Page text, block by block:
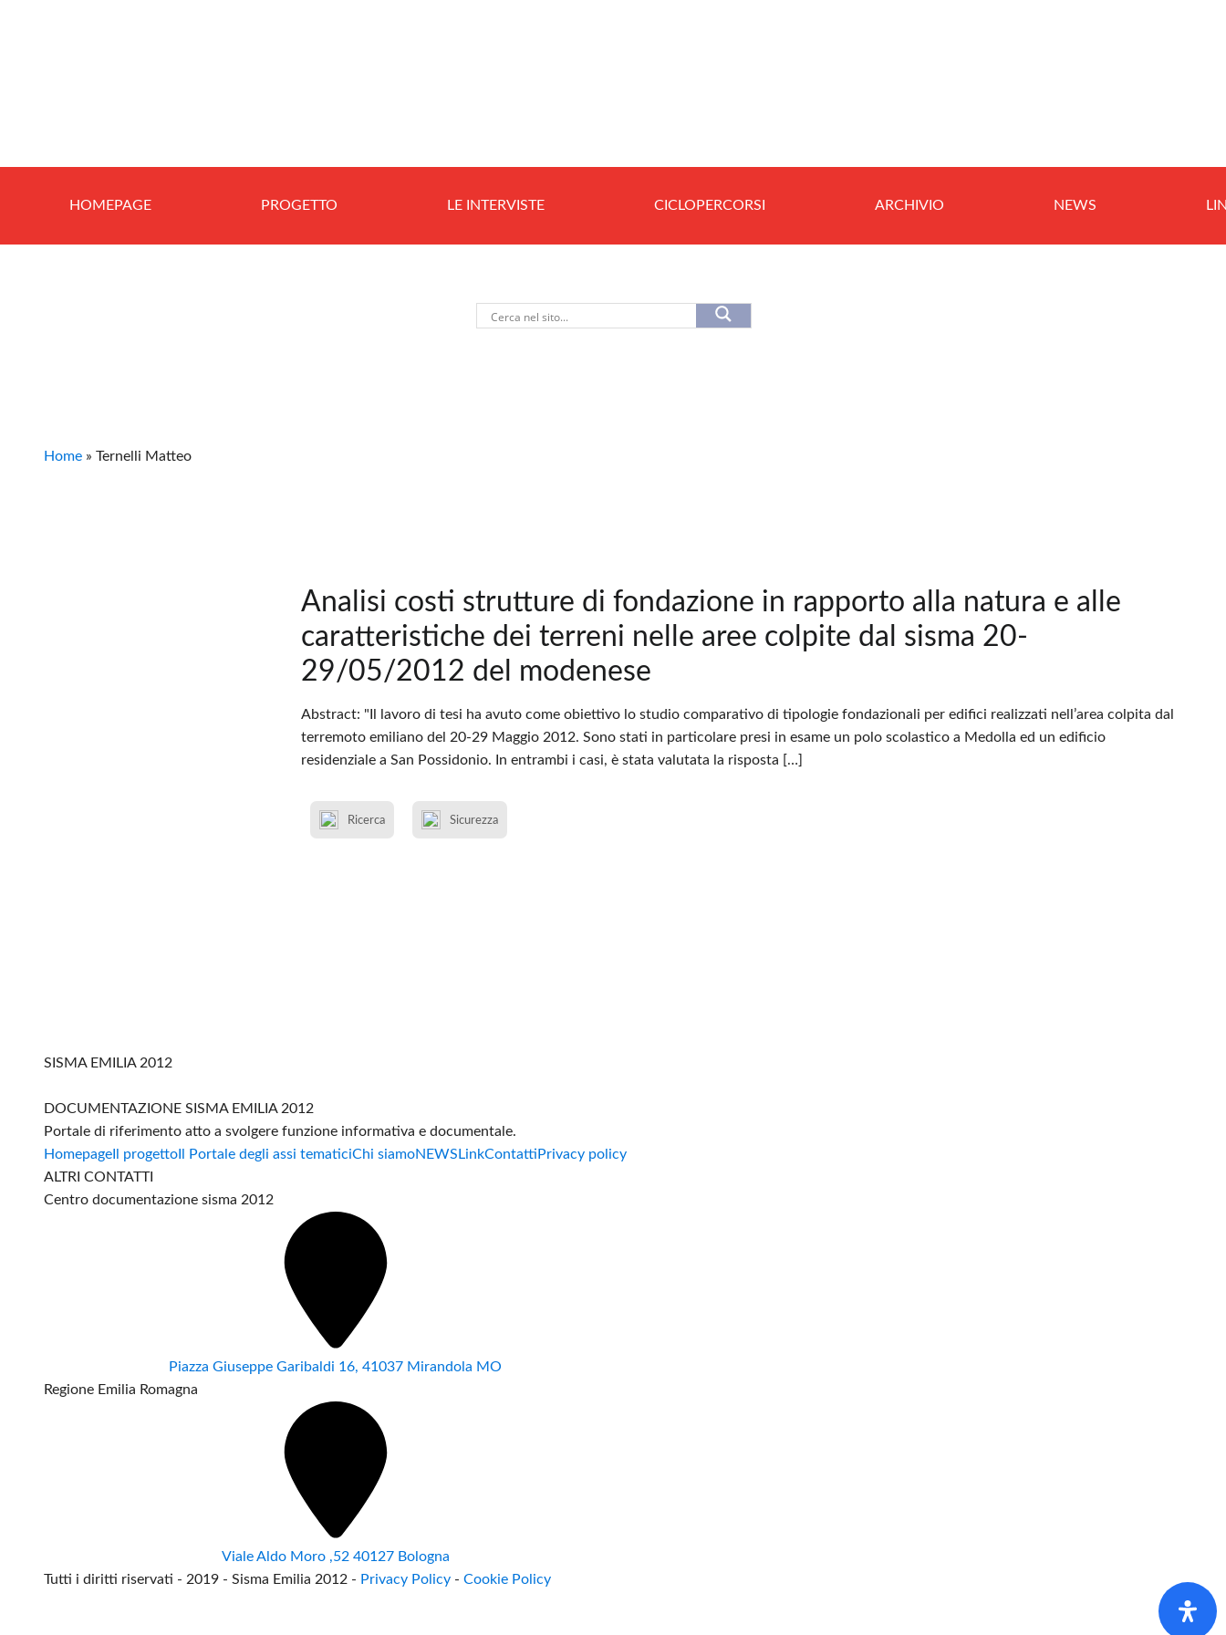
HOMEPAGE PROGETTO LE INTERVISTE CICLOPERCORSI ARCHIVIO NEWS
Home » Ternelli Matteo
Analisi costi strutture di fondazione in rapporto alla natura e alle
caratteristiche dei terreni nelle aree colpite dal sisma 20-
29/05/2012 del modenese
Abstract: "Il lavoro di tesi ha avuto come obiettivo lo studio comparativo di tipologie fondazionali per edifici realizzati nell’area colpita dal
terremoto emiliano del 20-29 Maggio 2012. Sono stati in particolare presi in esame un polo scolastico a Medolla ed un edificio
residenziale a San Possidonio. In entrambi i casi, è stata valutata la risposta […]
Ricerca Sicurezza
SISMA EMILIA 2012
DOCUMENTAZIONE SISMA EMILIA 2012
Portale di riferimento atto a svolgere funzione informativa e documentale.
Homepage Il progetto Il Portale degli assi tematiciChi siamoNEWS LinkContatti Privacy policy
ALTRI CONTATTI
Centro documentazione sisma 2012
Piazza Giuseppe Garibaldi 16, 41037 Mirandola MO
Regione Emilia Romagna
Viale Aldo Moro ,52 40127 Bologna
Tutti i diritti riservati - 2019 - Sisma Emilia 2012 - Privacy Policy - Cookie Policy